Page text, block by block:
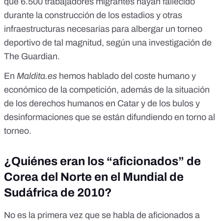
durante la construcción de los estadios y otras
infraestructuras necesarias para albergar un torneo
deportivo de tal magnitud, según una investigación de
The Guardian.
En Maldita.es hemos hablado del coste humano y
económico de la competición, además de la situación
de los derechos humanos en Catar y de los bulos y
desinformaciones que se están difundiendo en torno al
torneo.
¿Quiénes eran los “aficionados” de
Corea del Norte en el Mundial de
Sudáfrica de 2010?
No es la primera vez que se habla de aficionados a